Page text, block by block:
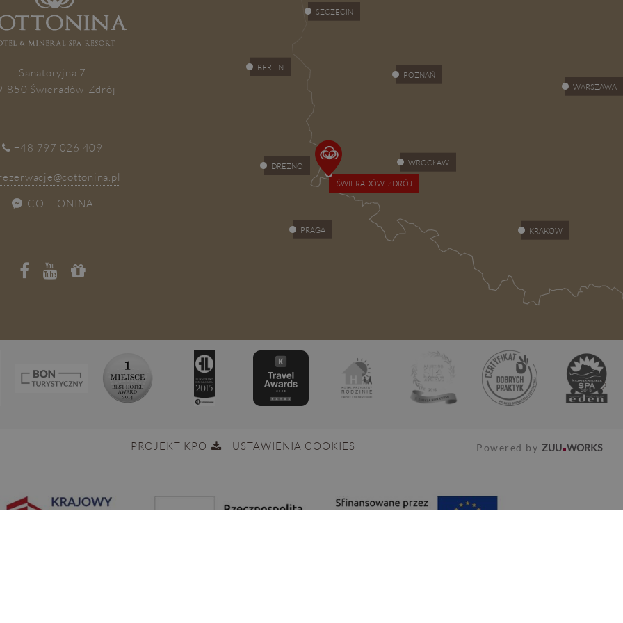
Sanatoryjna 7
850 Świeradów-Zdrój
+48 797 026 409
COTTONINA
ŚWIERADÓW-ZDRÓJ
WARSZAWA
KRAKÓW
WROCŁAW
POZNAŃ
BERLIN
PRAGA
DREZNO
SZCZECIN
PROJEKT KPO USTAWIENIA COOKIES Powered by ZUU WORKS